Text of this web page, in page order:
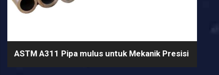
ASTM A311 Pipa mulus untuk Mekanik Presisi